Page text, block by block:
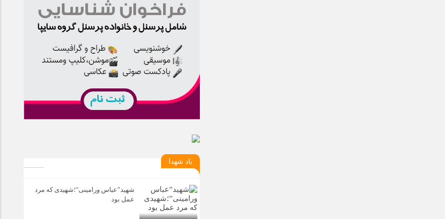
یاد شهدا
شهید”عباس ورامینی”؛شهیدی که مرد
عمل بود